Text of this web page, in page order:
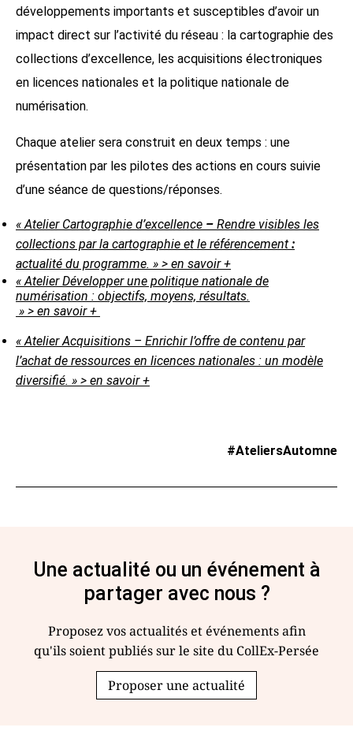
développements importants et susceptibles d’avoir un
impact direct sur l’activité du réseau : la cartographie des
collections d’excellence, les acquisitions électroniques
en licences nationales et la politique nationale de
numérisation.
Chaque atelier sera construit en deux temps : une
présentation par les pilotes des actions en cours suivie
d’une séance de questions/réponses.
« Atelier Cartographie d’excellence – Rendre visibles les
collections par la cartographie et le référencement :
actualité du programme. » > en savoir +
« Atelier Développer une politique nationale de
numérisation : objectifs, moyens, résultats.
» > en savoir +
« Atelier Acquisitions – Enrichir l’offre de contenu par
l’achat de ressources en licences nationales : un modèle
diversifié. » > en savoir +
#AteliersAutomne
Une actualité ou un événement à
partager avec nous ?
Proposez vos actualités et événements afin
qu'ils soient publiés sur le site du CollEx-Persée
Proposer une actualité